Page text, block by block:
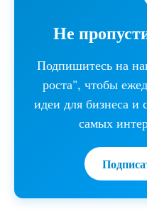
Не
Подпишитесь на
роста", чтобы
идеи для бизнеса и
самых